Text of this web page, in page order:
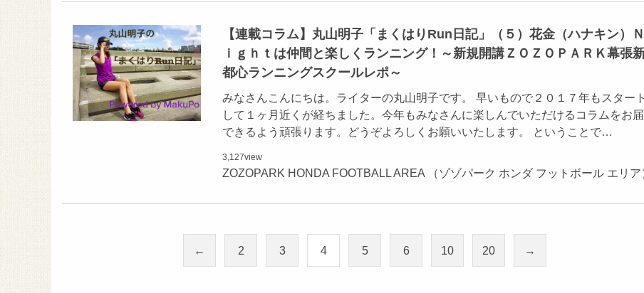
【連載コラム】丸山明子「まくはりRun日記」（５）花金（ハナキン）Ｎ
ｉｇｈｔは仲間と楽しくランニング！～新規開講ＺＯＺＯＰＡＲＫ幕張
都心ランニングスクールレポ～
みなさんこんにちは。ライターの丸山明子です。 早いもので２０１７年もスタート
して１ヶ月近くが経ちました。今年もみなさんに楽しんでいただけるコラムをお
できるよう頑張ります。どうぞよろしくお願いいたします。 ということで…
3,127view
ZOZOPARK HONDA FOOTBALL AREA （ゾゾパーク ホンダ フットボール エリア
← 2 3 4 5 6 10 20 →